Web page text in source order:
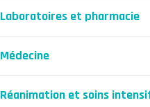
Laboratoires et pharmacie
Médecine
Réanimation et soins